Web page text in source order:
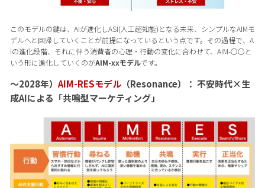
このモデルの鍵は、AIが進化しASI(人工超知能)となる未来、シンプルなAIMモ
デルへと回帰していくことが前提になっているという点です。その過程で、A
Iの進化段階、それに伴う消費者の心理・行動の変化に合わせて、AIM-〇〇と
いう形に進化していくのがAIM-xxモデルです。
〜2028年） AIM-RESモデル（Resonance）： 不安時代×生
成AIによる「共鳴型マーケティング」